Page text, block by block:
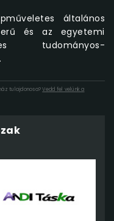
általános
és az egyetemi
tudományos-
tulajdonosa?Vedd fel velünk a